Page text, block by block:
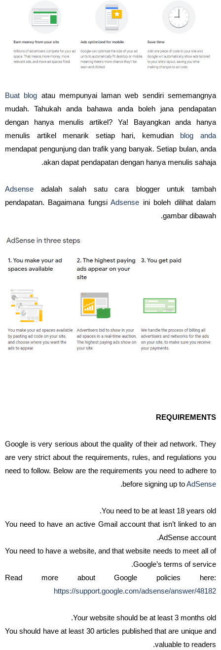
Buat blog atau mempunyai laman web sendiri sememangnya
mudah. Tahukah anda bahawa anda boleh jana pendapatan
dengan hanya menulis artikel? Ya! Bayangkan anda hanya
menulis artikel menarik setiap hari, kemudian blog anda
mendapat pengunjung dan trafik yang banyak. Setiap bulan, anda
akan dapat pendapatan dengan hanya menulis sahaja.
Adsense adalah salah satu cara blogger untuk tambah
pendapatan. Bagaimana fungsiAdsense ini boleh dilihat dalam
gambar dibawah.
REQUIREMENTS
Google is very serious about the quality of their ad network. They
are very strict about the requirements, rules, and regulations you
need to follow. Below are the requirements you need to adhere to
before signing up toAdSense
.
You need to be at least 18 years old.
You need to have an active Gmail account that isn’t linked to an
AdSense account.
You need to have a website, and that website needs to meet all of
Google’s terms of service.
Read more about Google policies here:
https://support.google.com/adsense/answer/48182
Your website should be at least 3 months old.
You should have at least 30 articles published that are unique and
valuable to readers.